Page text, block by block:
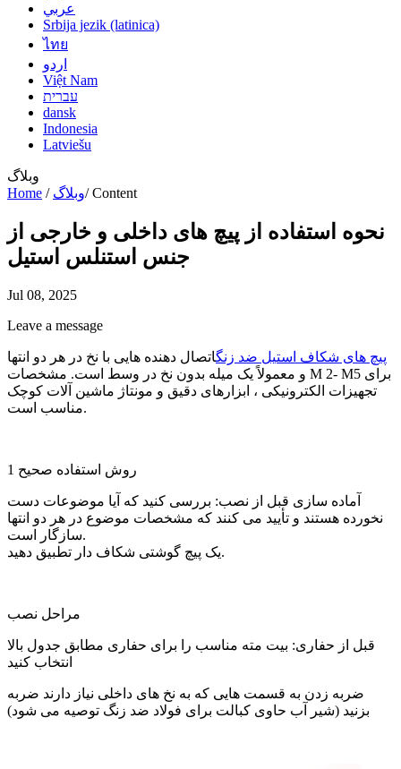
عربي
Srbija jezik (latinica)
ไทย
اردو
Việt Nam
עברית
dansk
Indonesia
Latviešu
وبلاگ
Home / وبلاگ/Content
نحوه استفاده از پیچ های داخلی و خارجی از
جنس استنلس استیل
Jul 08, 2025
Leave a message
پیچ های شکاف استیل ضد زنگاتصال دهنده هایی با نخ در هر دو انتها
و معمولاً یک میله بدون نخ در وسط است. مشخصات M 2- M5 برای
تجهیزات الکترونیکی ، ابزارهای دقیق و مونتاژ ماشین آلات کوچک
مناسب است.
1 روش استفاده صحیح
آماده سازی قبل از نصب: بررسی کنید که آیا موضوعات دست
نخورده هستند و تأیید می کنند که مشخصات موضوع در هر دو انتها
سازگار است.
یک پیچ گوشتی شکاف دار تطبیق دهید.
مراحل نصب
قبل از حفاری: بیت مته مناسب را برای حفاری مطابق جدول بالا
انتخاب کنید
ضربه زدن به قسمت هایی که به نخ های داخلی نیاز دارند ضربه
بزنید (شیر آب حاوی کبالت برای فولاد ضد زنگ توصیه می شود)